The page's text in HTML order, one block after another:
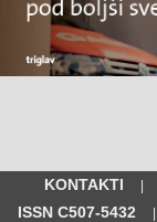
KONTAKTI |
ISSN C507-5432
|